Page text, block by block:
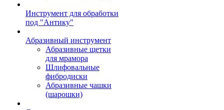
Инструмент для обработки
под "Антику"
Абразивный инструмент
Абразивные щетки
для мрамора
Шлифовальные
фибродиски
Абразивные чашки
(шарошки)